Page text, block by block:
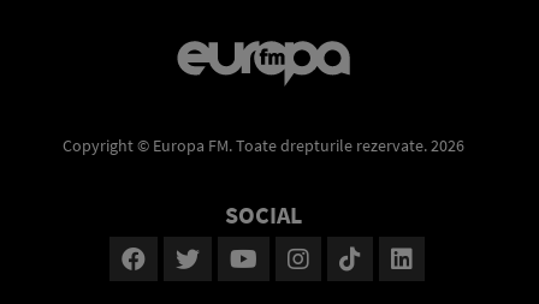
Copyright © Europa FM. Toate drepturile rezervate. 2026
SOCIAL